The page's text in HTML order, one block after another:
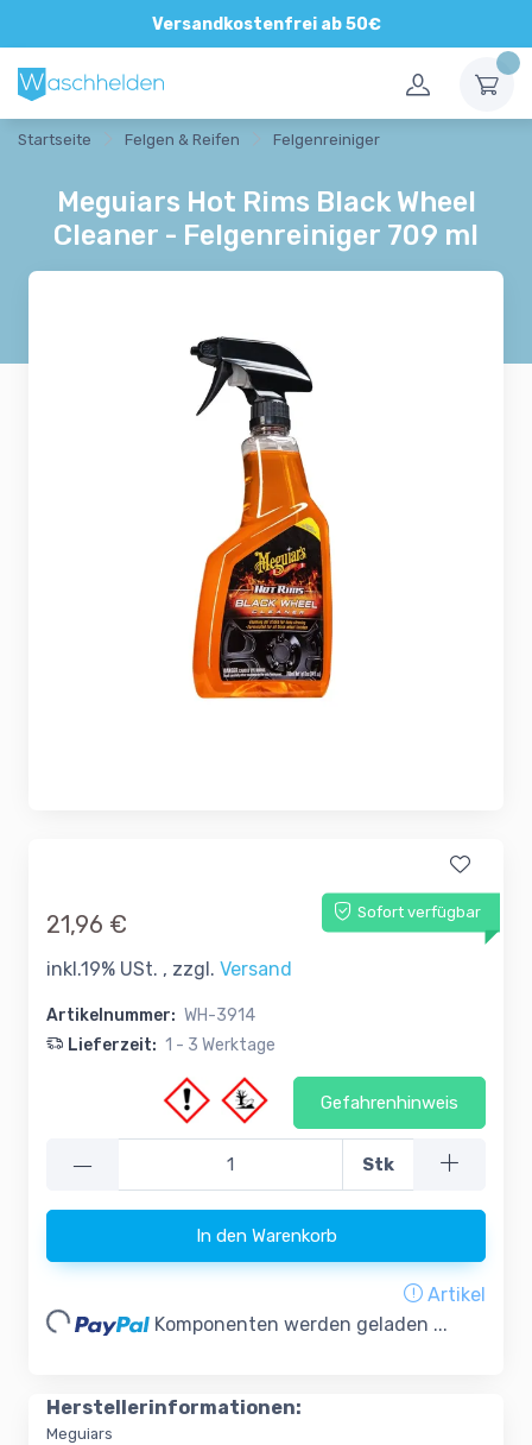
Versandkostenfrei ab 50€
Startseite Felgen & Reifen Felgenreiniger
Meguiars Hot Rims Black Wheel
Cleaner - Felgenreiniger 709 ml
Sofort verfügbar
21,96 €
inkl.19% USt. , zzgl. Versand
Artikelnummer: WH-3914
Lieferzeit: 1 - 3 Werktage
Gefahrenhinweis
— Stk
In den Warenkorb
Artikel
Komponenten werden geladen ...
Herstellerinformationen:
Meguiars